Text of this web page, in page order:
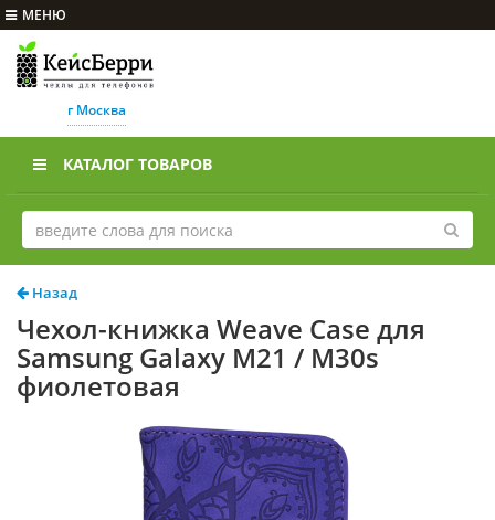
МЕНЮ
г Москва
КАТАЛОГ ТОВАРОВ
Назад
Чехол-книжка Weave Case для
Samsung Galaxy M21 / M30s
фиолетовая